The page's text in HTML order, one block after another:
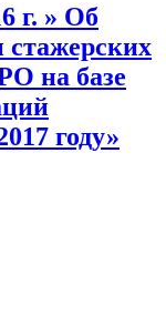
г. » Об
стажерских
на базе
году»